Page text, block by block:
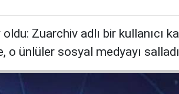
Zuarchiv adlı bir kullanıcı
ünlüler sosyal medyayı